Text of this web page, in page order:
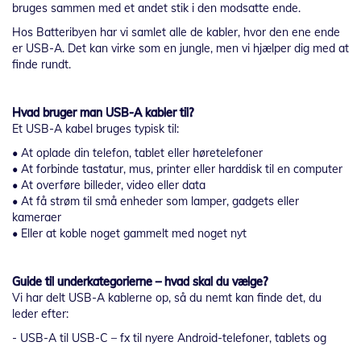
bruges sammen med et andet stik i den modsatte ende.
Hos Batteribyen har vi samlet alle de kabler, hvor den ene ende
er USB-A. Det kan virke som en jungle, men vi hjælper dig med at
finde rundt.
Hvad bruger man USB-A kabler til?
Et USB-A kabel bruges typisk til:
• At oplade din telefon, tablet eller høretelefoner
• At forbinde tastatur, mus, printer eller harddisk til en computer
• At overføre billeder, video eller data
• At få strøm til små enheder som lamper, gadgets eller
kameraer
• Eller at koble noget gammelt med noget nyt
Guide til underkategorierne – hvad skal du vælge?
Vi har delt USB-A kablerne op, så du nemt kan finde det, du
leder efter:
- USB-A til USB-C – fx til nyere Android-telefoner, tablets og